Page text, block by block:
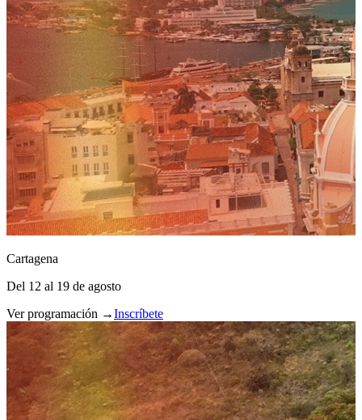
Cartagena
Del 12 al 19 de agosto
Ver programación →Inscríbete